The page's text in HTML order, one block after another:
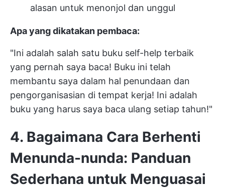
alasan untuk menonjol dan unggul
Apa yang dikatakan pembaca:
"Ini adalah salah satu buku self-help terbaik
yang pernah saya baca! Buku ini telah
membantu saya dalam hal penundaan dan
pengorganisasian di tempat kerja! Ini adalah
buku yang harus saya baca ulang setiap tahun!"
4. Bagaimana Cara Berhenti
Menunda-nunda: Panduan
Sederhana untuk Menguasai